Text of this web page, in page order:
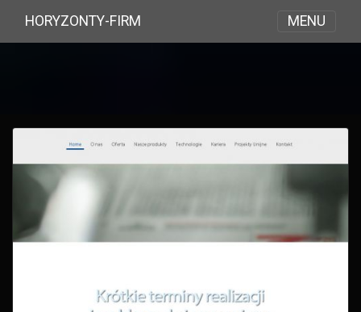
HORYZONTY-FIRM MENU